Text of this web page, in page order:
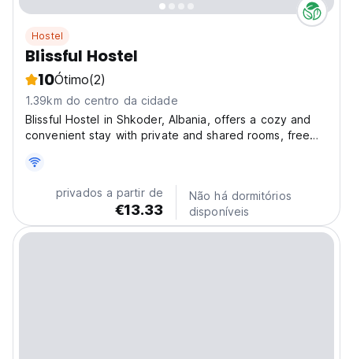
Hostel
Blissful Hostel
10Ótimo(2)
1.39km do centro da cidade
Blissful Hostel in Shkoder, Albania, offers a cozy and
convenient stay with private and shared rooms, free
towels, luggage storage, and a washing machine. Relax
in the inviting common room, cook in...
privados a partir de
€13.33
Não há dormitórios
disponíveis